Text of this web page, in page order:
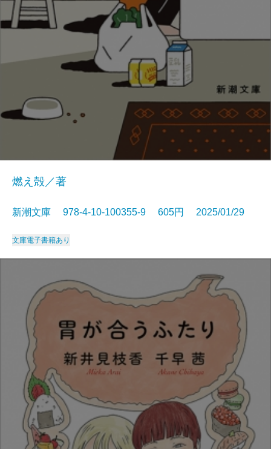
燃え殻／著
新潮文庫 978-4-10-100355-9 605円 2025/01/29
文庫電子書籍あり